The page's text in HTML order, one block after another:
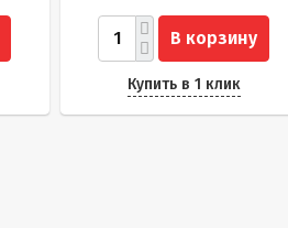
В корзину
Купить в 1 клик